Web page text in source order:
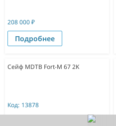
208 000₽
Подробнее
Сейф MDTB Fort-M 67 2K
Код: 13878